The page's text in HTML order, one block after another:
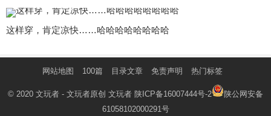
这样穿，肯定凉快……哈哈哈哈哈哈哈哈
网站地图 100篇 目录文章 免责声明 热门标签
© 2020 文玩者 - 文玩者原创 文玩者 陕ICP备16007444号-2
陕公网安备
61058102000291号